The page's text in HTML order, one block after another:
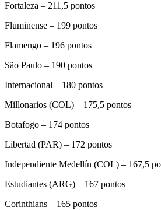
Fortaleza – 211,5 pontos
Fluminense – 199 pontos
Flamengo – 196 pontos
São Paulo – 190 pontos
Internacional – 180 pontos
Millonarios (COL) – 175,5 pontos
Botafogo – 174 pontos
Libertad (PAR) – 172 pontos
Independiente Medellín (COL) – 167,5
Estudiantes (ARG) – 167 pontos
Corinthians – 165 pontos